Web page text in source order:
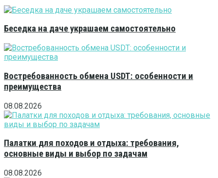
Беседка на даче украшаем самостоятельно
Востребованность обмена USDT: особенности и
преимущества
08.08.2026
Палатки для походов и отдыха: требования,
основные виды и выбор по задачам
08.08.2026